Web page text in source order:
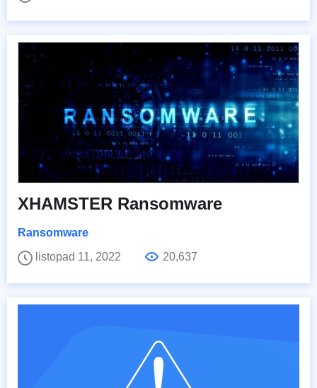
XHAMSTER Ransomware
Ransomware
listopad 11, 2022
20,637